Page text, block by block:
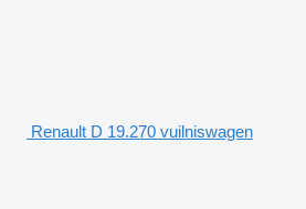
Renault D 19.270 vuilniswagen